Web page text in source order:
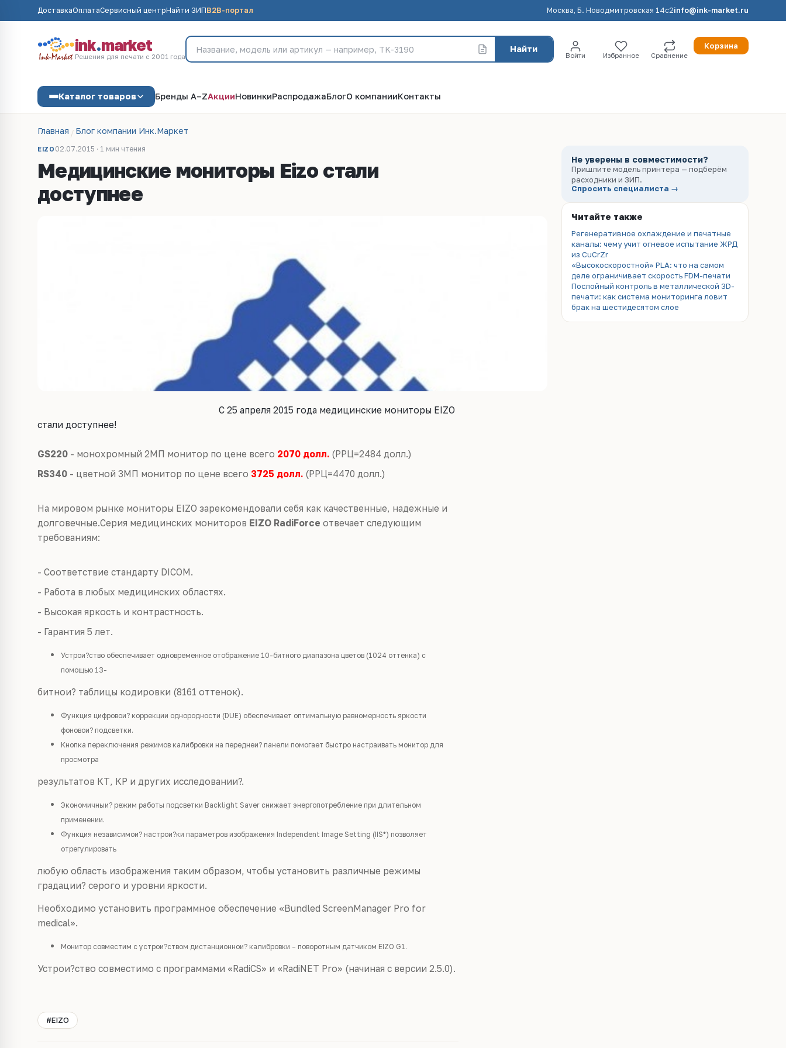
ДоставкаОплатаСервисный центрНайти ЗИПB2B-портал Москва, Б. Новодмитровская 14с2info@ink-market.ru
ink.market
Решения для печати с 2001 года
Найти
Войти Избранное Сравнение
Корзина
Каталог товаров Бренды A–ZАкцииНовинкиРаспродажаБлогО компанииКонтакты
Главная Блог компании Инк.Маркет
EIZO 02.07.2015 · 1 мин чтения
Медицинские мониторы Eizo стали
доступнее
C 25 апреля 2015 года медицинские мониторы EIZO
стали доступнее!
GS220 - монохромный 2МП монитор по цене всего 2070 долл. (РРЦ=2484 долл.)
RS340 - цветной 3МП монитор по цене всего 3725 долл. (РРЦ=4470 долл.)
На мировом рынке мониторы EIZO зарекомендовали себя как качественные, надежные и
долговечные.Серия медицинских мониторов EIZO RadiForce отвечает следующим
требованиям:
- Соответствие стандарту DICOM.
- Работа в любых медицинских областях.
- Высокая яркость и контрастность.
- Гарантия 5 лет.
Устрои?ство обеспечивает одновременное отображение 10-битного диапазона цветов (1024 оттенка) с
помощью 13-
битнои? таблицы кодировки (8161 оттенок).
Функция цифровои? коррекции однородности (DUE) обеспечивает оптимальную равномерность яркости
фоновои? подсветки.
Кнопка переключения режимов калибровки на переднеи? панели помогает быстро настраивать монитор для
просмотра
результатов КТ, КР и других исследовании?.
Экономичныи? режим работы подсветки Backlight Saver снижает энергопотребление при длительном
применении.
Функция независимои? настрои?ки параметров изображения Independent Image Setting (IIS*) позволяет
отрегулировать
любую область изображения таким образом, чтобы установить различные режимы
градации? серого и уровни яркости.
Необходимо установить программное обеспечение «Bundled ScreenManager Pro for
medical».
Монитор совместим с устрои?ством дистанционнои? калибровки – поворотным датчиком EIZO G1.
Устрои?ство совместимо с программами «RadiCS» и «RadiNET Pro» (начиная с версии 2.5.0).
#EIZO
Не уверены в совместимости?
Пришлите модель принтера — подберём
расходники и ЗИП.
Спросить специалиста →
Читайте также
Регенеративное охлаждение и печатные
каналы: чему учит огневое испытание ЖРД
из CuCrZr
«Высокоскоростной» PLA: что на самом
деле ограничивает скорость FDM-печати
Послойный контроль в металлической 3D-
печати: как система мониторинга ловит
брак на шестидесятом слое